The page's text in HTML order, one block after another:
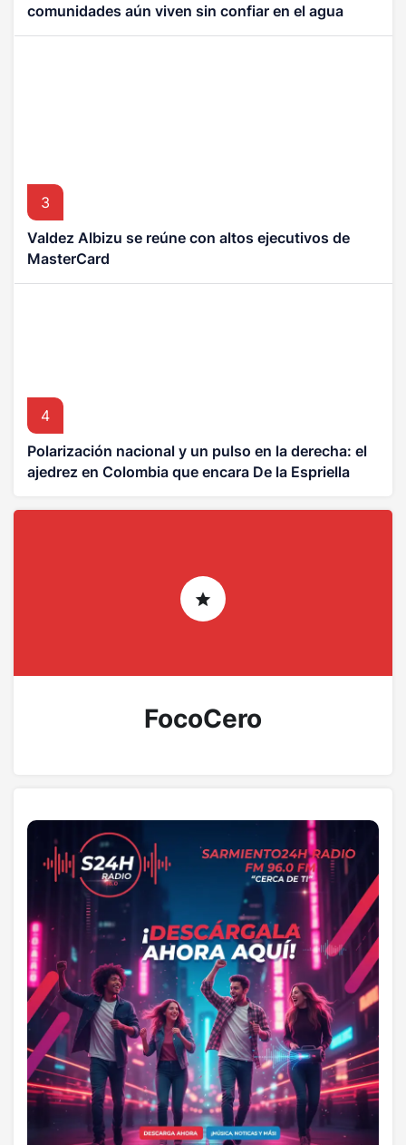
comunidades aún viven sin confiar en el agua
3
Valdez Albizu se reúne con altos ejecutivos de
MasterCard
4
Polarización nacional y un pulso en la derecha: el
ajedrez en Colombia que encara De la Espriella
FocoCero